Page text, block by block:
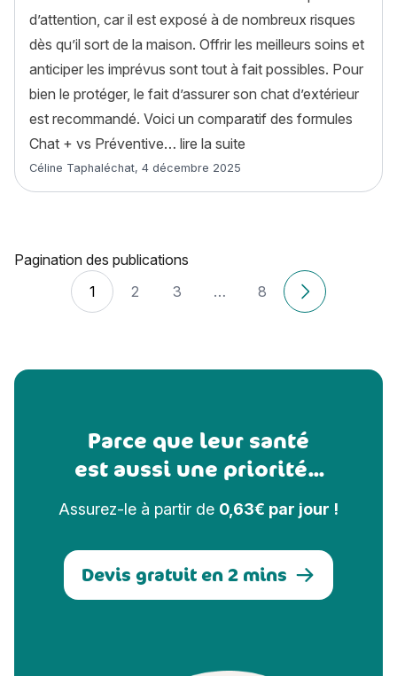
d’attention, car il est exposé à de nombreux risques
dès qu’il sort de la maison. Offrir les meilleurs soins et
anticiper les imprévus sont tout à fait possibles. Pour
bien le protéger, le fait d’assurer son chat d’extérieur
est recommandé. Voici un comparatif des formules
Chat + vs Préventive… lire la suite
Article rédigé par
Céline Taphaléchat, 4 décembre 2025
Pagination des publications
1
2 3 … 8
Anciens
Parce que leur santé
est aussi une priorité...
Assurez-le à partir de 0,63€ par jour !
Devis gratuit en 2 mins